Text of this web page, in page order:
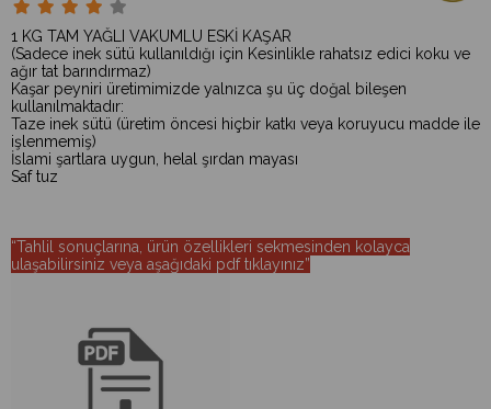
1 KG TAM YAĞLI VAKUMLU ESKİ KAŞAR
(Sadece inek sütü kullanıldığı için Kesinlikle rahatsız edici koku ve
ağır tat barındırmaz)
Kaşar peyniri üretimimizde yalnızca şu üç doğal bileşen
kullanılmaktadır:
Taze inek sütü (üretim öncesi hiçbir katkı veya koruyucu madde ile
işlenmemiş)
İslami şartlara uygun, helal şırdan mayası
Saf tuz
“Tahlil sonuçlarına, ürün özellikleri sekmesinden kolayca
ulaşabilirsiniz veya aşağıdaki pdf tıklayınız”